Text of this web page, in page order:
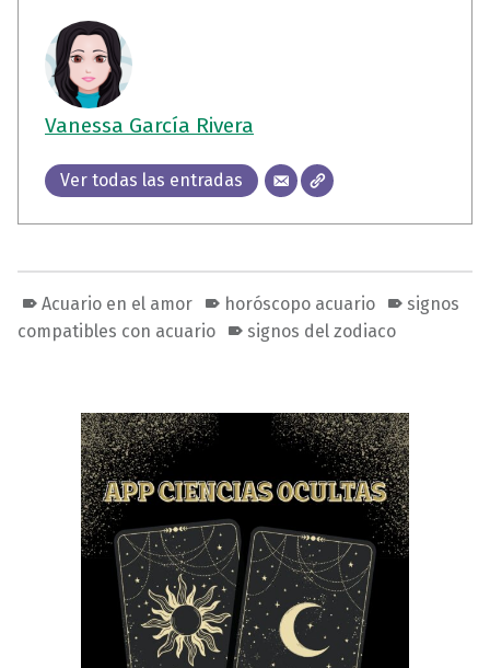
Vanessa García Rivera
Ver todas las entradas
Acuario en el amor horóscopo acuario
signos
compatibles con acuario
signos del zodiaco